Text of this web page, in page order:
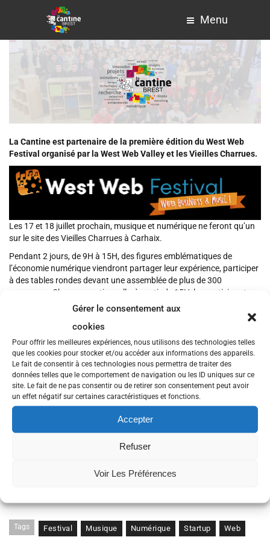
Gérer le consentement aux
cookies
Pour offrir les meilleures expériences, nous utilisons des technologies telles
que les cookies pour stocker et/ou accéder aux informations des appareils.
Le fait de consentir à ces technologies nous permettra de traiter des
données telles que le comportement de navigation ou les ID uniques sur ce
site. Le fait de ne pas consentir ou de retirer son consentement peut avoir
un effet négatif sur certaines caractéristiques et fonctions.
Accepter
Refuser
Voir Les Préférences
Menu
La Cantine est partenaire de la première édition du West Web
Festival organisé par la West Web Valley et les Vieilles Charrues.
Les 17 et 18 juillet prochain, musique et numérique ne feront qu’un
sur le site des Vieilles Charrues à Carhaix.
Pendant 2 jours, de 9H à 15H, des figures emblématiques de
l’économie numérique viendront partager leur expérience, participer
à des tables rondes devant une assemblée de plus de 300
personnes. Chose exceptionnelle, à partir de 15H, les participants
au West Web Festival bénéficieront d’un accès aux concerts des
ainsi assister aux concerts d’Elton John, Stromae, Indochine, Skip
the use, Vanessa Paradis, Franz Ferdinand…
Aux côtés des stars de la musique, les stars du web seront légion :
on retrouvera notamment Marion Moreau (rédacteur en chef de
French Web) qui animera l’évènement mais aussi Olivier Mathiot
(PDG Price Minister), Frédéric Mazella (CEO BlaBlacar), Cyril
Zimmermann (PDG Hi-Media et President de l’Acsel), Kwame
Yamgnane (DGA 42), Alice Zagury (The Family) et Evergig (Rachel
Plus d’informations ici :www.west-web-festival.fr
Tags Festival Musique Numérique Startup Web